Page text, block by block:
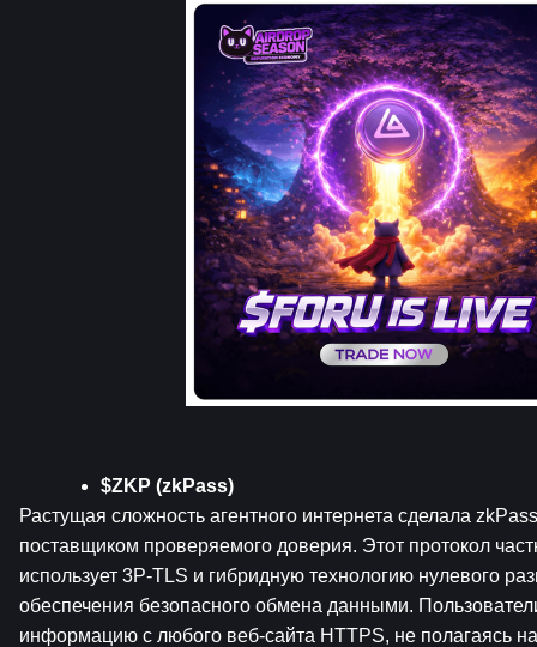
$ZKP (zkPass)
Растущая сложность агентного интернета сделала
поставщиком проверяемого доверия. Этот протокол
использует 3P-TLS и гибридную технологию нулевого
обеспечения безопасного обмена данными.
информацию с любого веб-сайта HTTPS, не полагаясь